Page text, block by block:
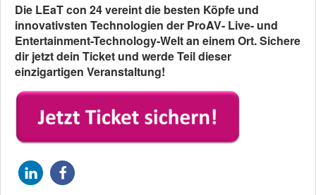
Die LEaT con 24 vereint die besten Köpfe und
innovativsten Technologien der ProAV- Live- und
Entertainment-Technology-Welt an einem Ort. Sichere
dir jetzt dein Ticket und werde Teil dieser
einzigartigen Veranstaltung!